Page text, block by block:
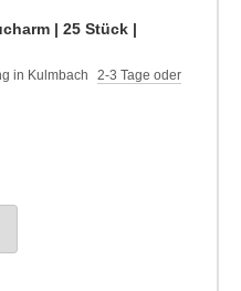
| 25 Stück |
2-3 Tage oder